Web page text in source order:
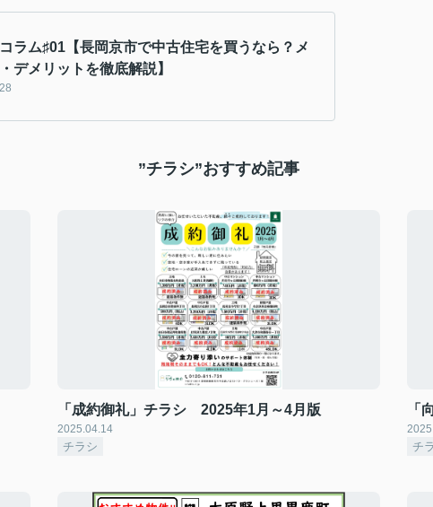
ラム♯01【長岡京市で中古住宅を買うなら？メ
デメリットを徹底解説】
”チラシ”おすすめ記事
「成約御礼」チラシ 2025年1月～4月版
2025.04.14
チラシ
「
チ